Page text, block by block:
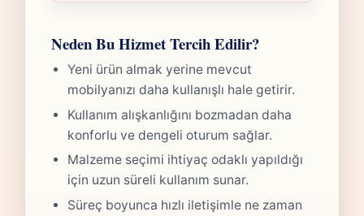
Neden Bu Hizmet Tercih Edilir?
Yeni ürün almak yerine mevcut
mobilyanızı daha kullanışlı hale getirir.
Kullanım alışkanlığını bozmadan daha
konforlu ve dengeli oturum sağlar.
Malzeme seçimi ihtiyaç odaklı yapıldığı
için uzun süreli kullanım sunar.
Süreç boyunca hızlı iletişimle ne zaman